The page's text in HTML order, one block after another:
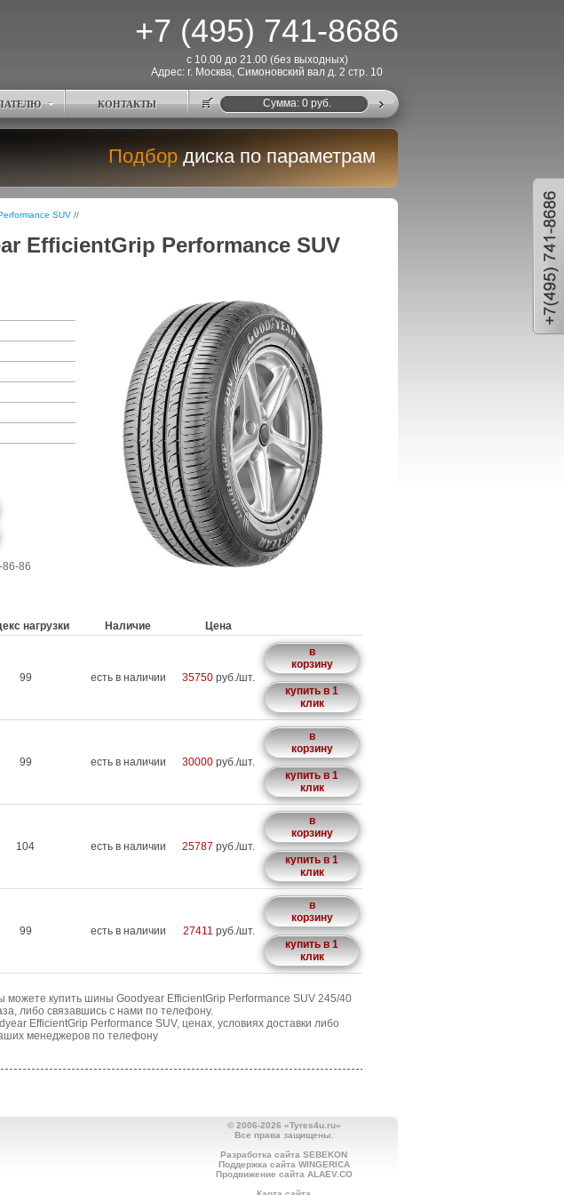
+7 (495) 741-8686
с 10.00 до 21.00 (без выходных)
Адрес: г. Москва, Симоновский вал д. 2 стр. 10
КОНТАКТЫ Cумма: 0руб.
Подбор диска по параметрам
SUV //
EfficientGrip Performance SUV
86-86
нагрузки Наличие Цена
99 есть в наличии 35750 руб./шт.
в
корзину
купить в 1
клик
99 есть в наличии 30000 руб./шт.
в
корзину
купить в 1
клик
104 есть в наличии 25787 руб./шт.
в
корзину
купить в 1
клик
99 есть в наличии 27411 руб./шт.
в
корзину
купить в 1
клик
можете купить шины Goodyear EfficientGrip Performance SUV 245/40
либо связавшись с нами по телефону.
EfficientGrip Performance SUV, ценах, условиях доставки либо
менеджеров по телефону
© 2006-2026 «Tyres4u.ru»
Все права защищены.
Разработка сайта SEBEKON
Поддержка сайта WINGERICA
Продвижение сайта ALAEV.CO